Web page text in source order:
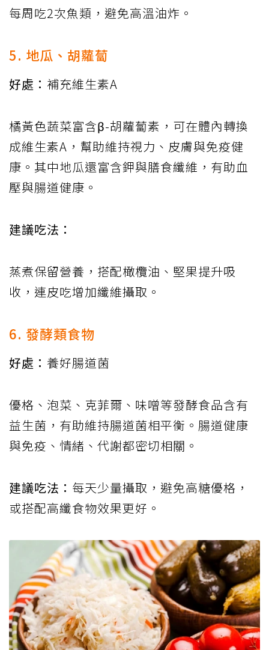
每周吃2次魚類，避免高溫油炸。
5. 地瓜、胡蘿蔔
好處： 補充維生素A
橘黃色蔬菜富含β-胡蘿蔔素，可在體內轉換
成維生素A，幫助維持視力、皮膚與免疫健
康。其中地瓜還富含鉀與膳食纖維，有助血
壓與腸道健康。
建議吃法：
蒸煮保留營養，搭配橄欖油、堅果提升吸
收，連皮吃增加纖維攝取。
6. 發酵類食物
好處： 養好腸道菌
優格、泡菜、克菲爾、味噌等發酵食品含有
益生菌，有助維持腸道菌相平衡。腸道健康
與免疫、情緒、代謝都密切相關。
建議吃法： 每天少量攝取，避免高糖優格，
或搭配高纖食物效果更好。